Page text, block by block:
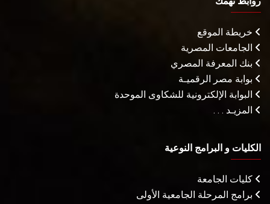
خريطة الموقع
الجامعات المصرية
بنك المعرفة المصري
بوابة مصر الرقميـة
البوابة الإلكترونية للشكاوى الموحدة
المزيـد . . .
الكليات و البرامج النوعية
كليات الجامعة
برامج المرحلة الجامعية الأولى